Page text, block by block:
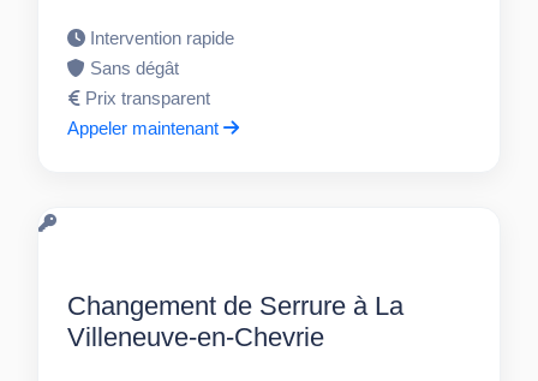
Intervention rapide
Sans dégât
Prix transparent
Appeler maintenant
Changement de Serrure à La
Villeneuve-en-Chevrie